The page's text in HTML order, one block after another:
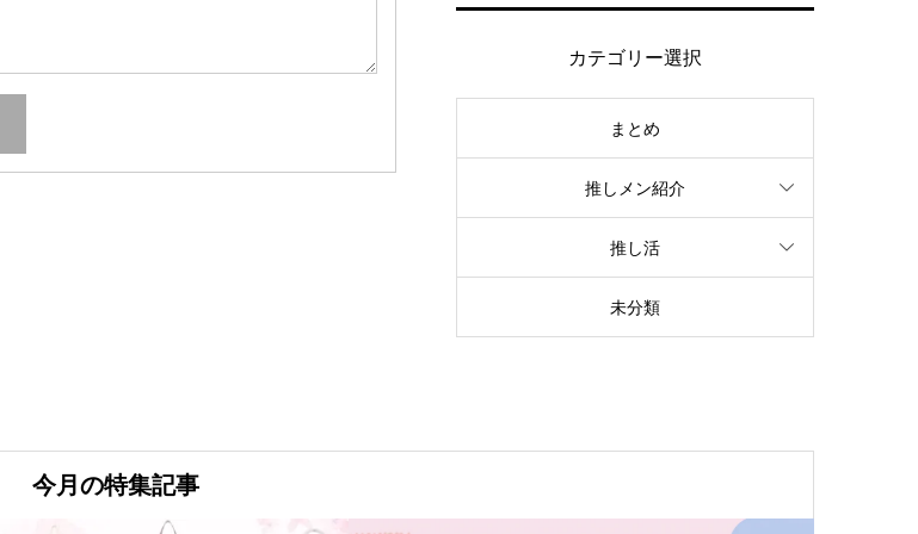
カテゴリー選択
まとめ
推しメン紹介
推し活
未分類
今月の特集記事